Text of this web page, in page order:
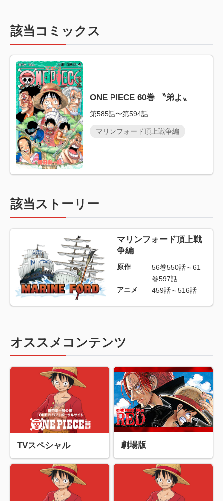
該当コミックス
ONE PIECE 60巻 〝弟よ〟
第585話〜第594話
マリンフォード頂上戦争編
該当ストーリー
マリンフォード頂上戦
争編
原作
56巻550話～61
巻597話
アニメ
459話～516話
オススメコンテンツ
TVスペシャル 劇場版